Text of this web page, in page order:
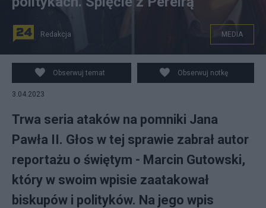
(Wymiana zdań między Gutowskim a Pereirą. Fot.
Twitter/@MarcinGutowski, @SamPereira_)
Redakcja MEDIA
Obserwuj temat Obserwuj notkę
3.04.2023
Trwa seria ataków na pomniki Jana
Pawła II. Głos w tej sprawie zabrał autor
reportażu o świętym - Marcin Gutowski,
który w swoim wpisie zaatakował
biskupów i polityków. Na jego wpis